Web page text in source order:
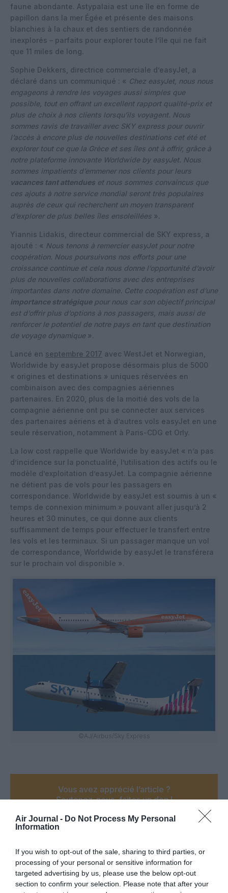
Air Journal - Do Not Process My Personal
Information
If you wish to opt-out of the sale, sharing to third parties, or
processing of your personal or sensitive information for
targeted advertising by us, please use the below opt-out
section to confirm your selection. Please note that after your
faune abondante. Astypalaia est une île en forme de
papillon dans la mer Égée et présente des maisons
blanchies à la chaux et des sentiers de randonnée
inexplorés – parfaits pour explorer toute l’île qui ne fait
que 11 miles de long.
Sophie Dekkers, directrice commerciale d’easyJet, a
déclaré dans un communiqué : « Chez easyJet, nous nous
engageons à rendre les voyages aussi simples que
possible, tout en offrant un excellent rapport qualité-prix et
plus de choix à nos clients lorsqu’ils voyagent. Nous
sommes ravis de travailler avec SKY express pour ouvrir
l’accès à encore plus de nouvelles destinations cet été et
explorer tout ce que la Grèce et ses îles ont à offrir, grâce à
notre plateforme innovante Worldwide by easyJet. Nous
sommes impatients d’emmener nos clients pour leurs
vacances tant attendues et nous sommes convaincus que
ces ajouts à notre service mondial seront très populaires
auprès de ceux qui recherchent un moyen transparent
d’explorer de plus belles îles ensoleillées ».
Yiannis Lidakis, directeur commercial de SKY express, a
ajouté : « Nous tenons à remercier easyJet pour notre
coopération. Nous poursuivons nos efforts pour une
croissance continue et cela nous donne l’opportunité d’avoir
plus de nouvelles collaborations avec des entreprises
importantes dans notre domaine. Cette coopération est d’une
importance stratégiquepour nous car son objectif principal
est d’offrir plus d’options à nos passagers, mais aussi de
renforcer le potentiel de notre pays en tant que destination
de voyage dynamique ».
Lancé en septembre 2017 avec WestJet et Norwegian,
Worldwide by easyJet propose désormais plus de 5000
« origines et destinations » uniques réservées en
combinaison avec des compagnies aériennes
partenaires. En 2020, plus de la moitié des vols de la
compagnie aérienne ont pu se connecter aux services
des partenaires aériens et à d’autres vols easyJet en une
seule réservation, notamment à Paris-CDG et Orly.
La low cost rappelle que Worldwide by easyJet « n’a pas
d’incidence sur la ponctualité, l’utilisation des actifs ou le
modèle d’exploitation d’easyJet. La compagnie aérienne
ne détient pas de vols pour les passagers en
correspondance. Worldwide by easyJet est soumis à un «
temps de connexion minimum » pouvant aller jusqu’à 2
heures et 30 minutes, ce qui donne aux clients
suffisamment de temps pour effectuer le transfert entre
les vols et les terminaux. Si un passager manque un vol
de correspondance, Worldwide by easyJet le transférera
sur le prochain vol disponible ».
©AJ/Airbus/Sky Express
Vous avez apprécié l’article ?
Soutenez-nous, faites un don !